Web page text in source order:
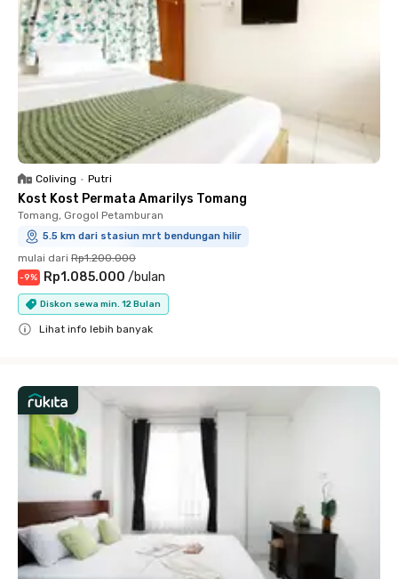
Coliving • Putri
Kost Kost Permata Amarilys Tomang
Tomang, Grogol Petamburan
5.5 km dari stasiun mrt bendungan hilir
mulai dari Rp1.200.000
-9% Rp1.085.000 /bulan
Diskon sewa min. 12 Bulan
Lihat info lebih banyak